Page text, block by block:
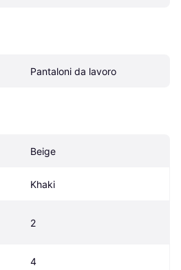
Pantaloni da lavoro
Beige
Khaki
2
4